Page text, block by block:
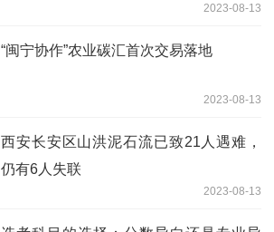
2023-08-13
“闽宁协作”农业碳汇首次交易落地
2023-08-13
西安长安区山洪泥石流已致21人遇难，
仍有6人失联
2023-08-13